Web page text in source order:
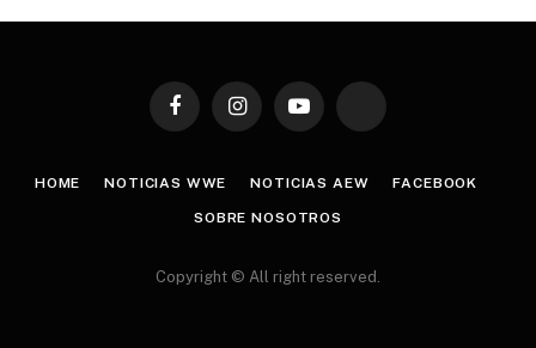
FacebookInstagramYouTube TikTok
HOME NOTICIAS WWE NOTICIAS AEW FACEBOOK
SOBRE NOSOTROS
Copyright © All right reserved.